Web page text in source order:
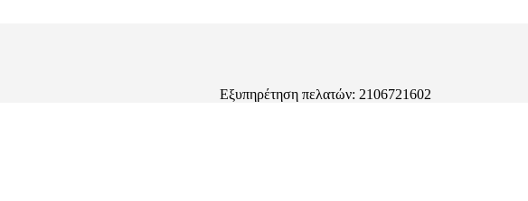
Εξυπηρέτηση πελατών: 2106721602